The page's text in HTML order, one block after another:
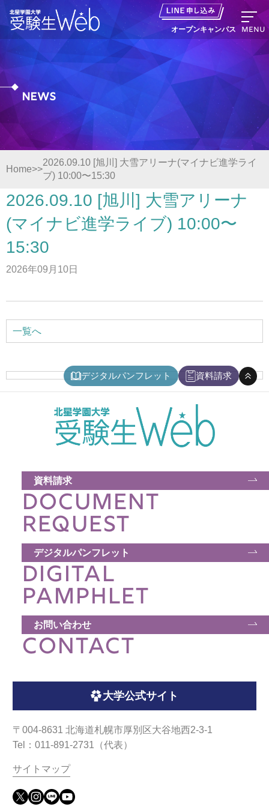
オープンキャンパス MENU
資料請求
出願の流れ
オープンキャンパス LINE申し込み
ニュース
デジタルパンフレット
お問い合わせ
入試イベント
キャンパスライフ
就職・キャリア
ウェブマガジン
学費・奨学金
All rights reserved.
News
Home
2026.09.10 [旭川] 大雪アリーナ(マイナビ進学ライ
ブ) 10:00〜15:30
2026.09.10 [旭川] 大雪アリーナ
(マイナビ進学ライブ) 10:00〜
15:30
2026年09月10日
一覧へ
資料請求
DOCUMENT
REQUEST
デジタルパンフレット
DIGITAL
PAMPHLET
お問い合わせ
CONTACT
大学公式サイト
〒004-8631 北海道札幌市厚別区大谷地西2-3-1
Tel：011-891-2731（代表）
サイトマップ
デジタルパンフレット 資料請求